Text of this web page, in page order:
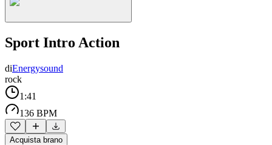
Sport Intro Action
diEnergysound
rock
1:41
136 BPM
Acquista brano